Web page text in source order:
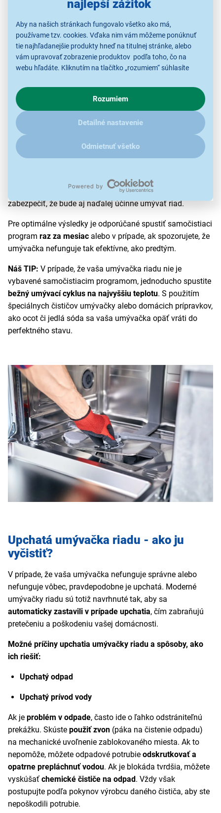
najlepší zážitok
Aby na našich stránkach fungovalo všetko ako má,
používame tzv. cookies. Vďaka nim vám môžeme ponúknuť
tie najhľadanejšie produkty hneď na titulnej stránke, alebo
vám upravovať zobrazenie produktov podľa toho, čo na
webu hľadáte. Kliknutím na tlačítko „rozumiem“ súhlasíte
o chovaní na webe pre zobrazovaní cielených reklám.
V prípade že vás zaujímajú detaily, ako u nás s cookies a
ďalšími údaji pracujeme, kliknitesem.
Rozumiem
Detailné nastavenie
Odmietnuť všetko
Čistenie umývačky samočistiacim
programom
Väčšinaumývačiek riaduv našej ponuke má vo výbave
čistenie ťažko prístupných miest, ako sú rôzne rohy, škáry
a vnútorné časti umývačky, kam sa pri bežnom čistení
nedostanete.
Tento program
využíva vysoké teploty na rozpúšťanie
mastnoty a zvyškov jedál
a zároveň pomáha eliminovať
systéme alebo na vnútorných povrchoch umývačky. Je to
ako udržať umývačku v kondícii
zabezpečiť, že bude aj naďalej účinne umývať riad.
Pre optimálne výsledky je odporúčané spustiť samočistiaci
program raz za mesiac alebo v prípade, ak spozorujete, že
umývačka nefunguje tak efektívne, ako predtým.
Náš TIP: V prípade, že vaša umývačka riadu nie je
vybavené samočistiacim programom, jednoducho spustite
bežný umývací cyklus na najvyššiu teplotu. S použitím
špeciálnych čističov umývačky alebo domácich prípravkov,
ako ocot či jedlá sóda sa vaša umývačka opäť vráti do
perfektného stavu.
Upchatá umývačka riadu - ako ju
vyčistiť?
V prípade, že vaša umývačka nefunguje správne alebo
nefunguje vôbec, pravdepodobne je upchatá. Moderné
umývačky riadu sú totiž navrhnuté tak, aby sa
automaticky zastavili v prípade upchatia, čím zabraňujú
pretečeniu a poškodeniu vašej domácnosti.
Možné príčiny upchatia umývačky riadu a spôsoby, ako
ich riešiť:
Upchatý odpad
Upchatý prívod vody
Ak je problém v odpade, často ide o ľahko odstrániteľnú
prekážku. Skúste použiť zvon (páka na čistenie odpadu)
na mechanické uvoľnenie zablokovaného miesta. Ak to
nepomôže, môžete odpadové potrubie odskrutkovať a
opatrne prepláchnuť vodou. Ak je blokáda tvrdšia, môžete
vyskúšať chemické čističe na odpad. Vždy však
postupujte podľa pokynov výrobcu daného čističa, aby ste
nepoškodili potrubie.